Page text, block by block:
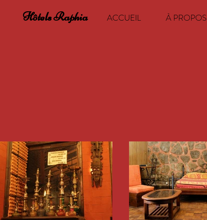
ACCUEIL À PROPOS
Hôtels Raphia